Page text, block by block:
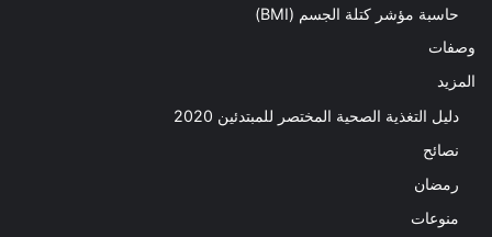
حاسبة مؤشر كتلة الجسم (BMI)
وصفات
المزيد
دليل التغذية الصحية المختصر للمبتدئين 2020​
نصائح
رمضان
منوعات